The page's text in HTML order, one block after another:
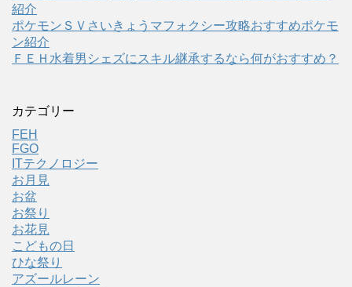
紹介
ポケモンＳＶさいきょうマフォクシー攻略おすすめポケモ
ン紹介
ＦＥＨ水着男シェズにスキル継承するなら何がおすすめ？
カテゴリー
FEH
FGO
ITテクノロジー
お月見
お盆
お祭り
お花見
こどもの日
ひな祭り
アズールレーン